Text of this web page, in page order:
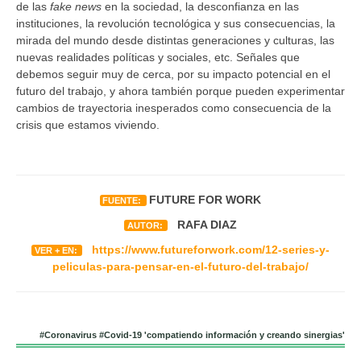
de las fake news en la sociedad, la desconfianza en las
instituciones, la revolución tecnológica y sus consecuencias, la
mirada del mundo desde distintas generaciones y culturas, las
nuevas realidades políticas y sociales, etc. Señales que
debemos seguir muy de cerca, por su impacto potencial en el
futuro del trabajo, y ahora también porque pueden experimentar
cambios de trayectoria inesperados como consecuencia de la
crisis que estamos viviendo.
FUENTE: FUTURE FOR WORK
AUTOR: RAFA DIAZ
VER + EN:
https://www.futureforwork.com/12-series-y-
peliculas-para-pensar-en-el-futuro-del-trabajo/
#Coronavirus #Covid-19 'compatiendo información y creando sinergias'